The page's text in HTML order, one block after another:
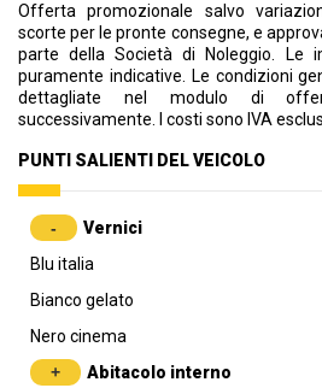
Offerta promozionale salvo
scorte per le pronte consegne, e
parte della Società di Noleggio. Le
puramente indicative. Le condizioni
dettagliate nel modulo di
successivamente. I costi sono IVA
PUNTI SALIENTI DEL VEICOLO
Vernici
Blu italia
Bianco gelato
Nero cinema
Abitacolo interno